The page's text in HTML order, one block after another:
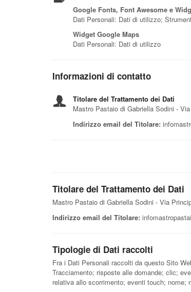
Google Fonts, Font Awesome e
Dati Personali: Dati di utilizzo;
Widget Google Maps
Dati Personali: Dati di utilizzo
Informazioni di contatto
Titolare del Trattamento dei Dati
Mastro Pastaio di Gabriella Sodini -
Indirizzo email del Titolare:
Titolare del Trattamento dei Dati
Mastro Pastaio di Gabriella Sodini - Via
Indirizzo email del Titolare:
Tipologie di Dati raccolti
Fra i Dati Personali raccolti da questo Sito
Tracciamento; risposte alle domande; clic;
relativa allo scorrimento; eventi touch; nome;